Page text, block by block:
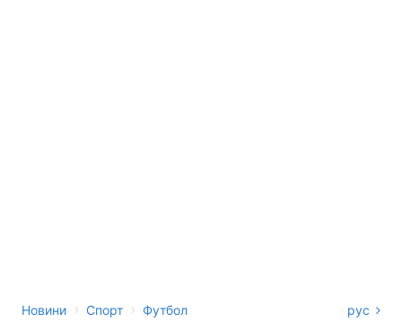
Новини › Спорт › Футбол рус